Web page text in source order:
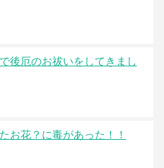
後厄のお祓いをしてきまし
お花？に毒があった！！